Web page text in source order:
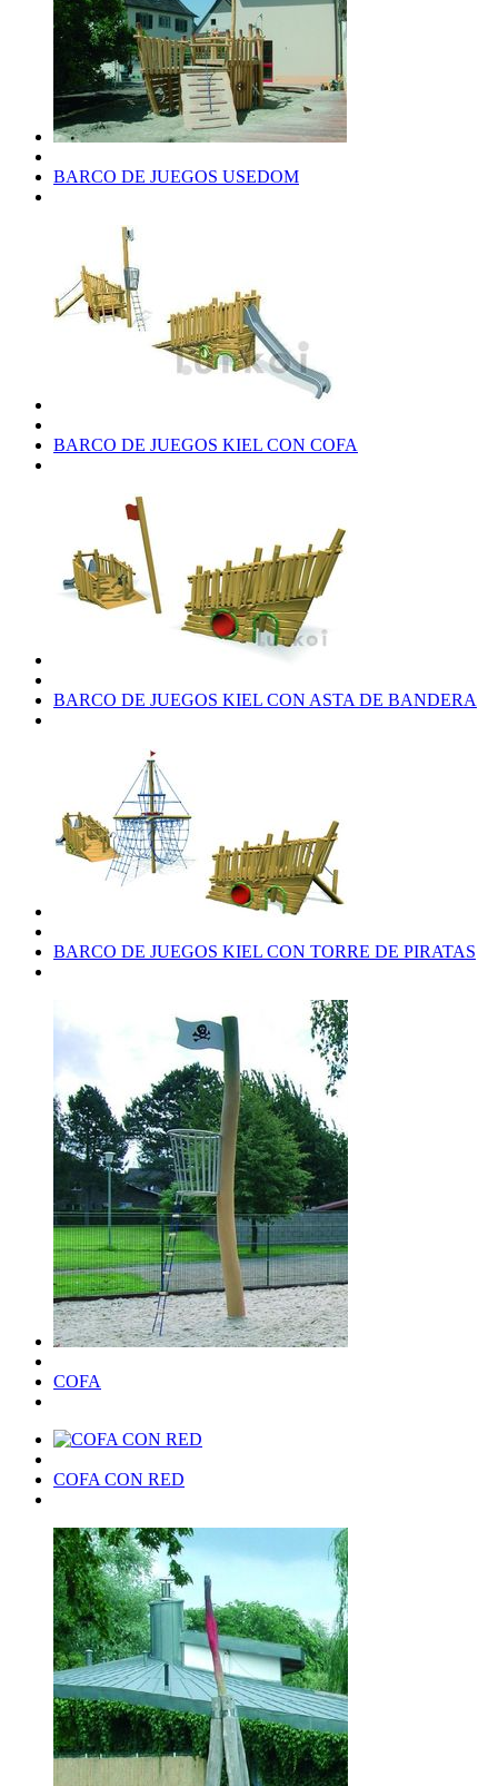
BARCO DE JUEGOS USEDOM
BARCO DE JUEGOS KIEL CON COFA
BARCO DE JUEGOS KIEL CON ASTA DE BANDERA
BARCO DE JUEGOS KIEL CON TORRE DE PIRATAS
COFA
COFA CON RED